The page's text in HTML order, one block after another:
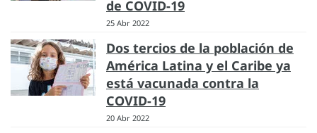
de COVID-19
25 Abr 2022
Dos tercios de la población de
América Latina y el Caribe ya
está vacunada contra la
COVID-19
20 Abr 2022